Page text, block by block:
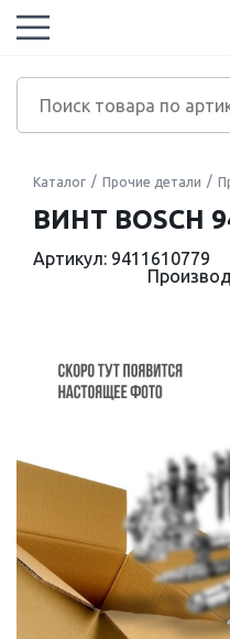
Каталог Прочие детали
ВИНТ BOSCH
Артикул: 9411610779